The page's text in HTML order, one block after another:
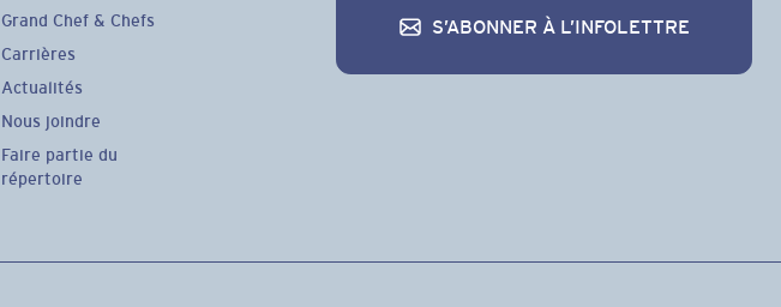
Grand Chef & Chefs
Carrières
Actualités
Nous joindre
Faire partie du
répertoire
S’ABONNER À L’INFOLETTRE
S’abonner à l’infolettre